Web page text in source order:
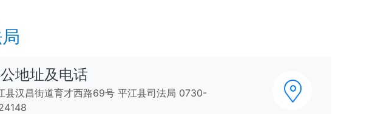
地址及电话
县汉昌街道育才西路69号 平江县司法局 0730-